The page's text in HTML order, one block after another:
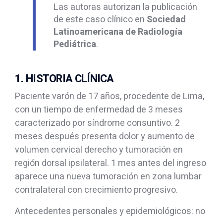
Las autoras autorizan la publicación
de este caso clínico en Sociedad
Latinoamericana de Radiología
Pediátrica.
1. HISTORIA CLÍNICA
Paciente varón de 17 años, procedente de Lima,
con un tiempo de enfermedad de 3 meses
caracterizado por síndrome consuntivo. 2
meses después presenta dolor y aumento de
volumen cervical derecho y tumoración en
región dorsal ipsilateral. 1 mes antes del ingreso
aparece una nueva tumoración en zona lumbar
contralateral con crecimiento progresivo.
Antecedentes personales y epidemiológicos: no